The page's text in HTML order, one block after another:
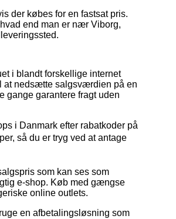
der købes for en fastsat pris.
end man er nær Viborg,
i blandt forskellige internet
at nedsætte salgsværdien på en
gange garantere fragt uden
i Danmark efter rabatkoder på
så du er tryg ved at antage
som kan ses som
e-shop. Køb med gængse
online outlets.
en afbetalingsløsning som